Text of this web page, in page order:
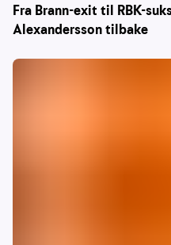
Fra Brann-exit til RBK-
Alexandersson tilbake